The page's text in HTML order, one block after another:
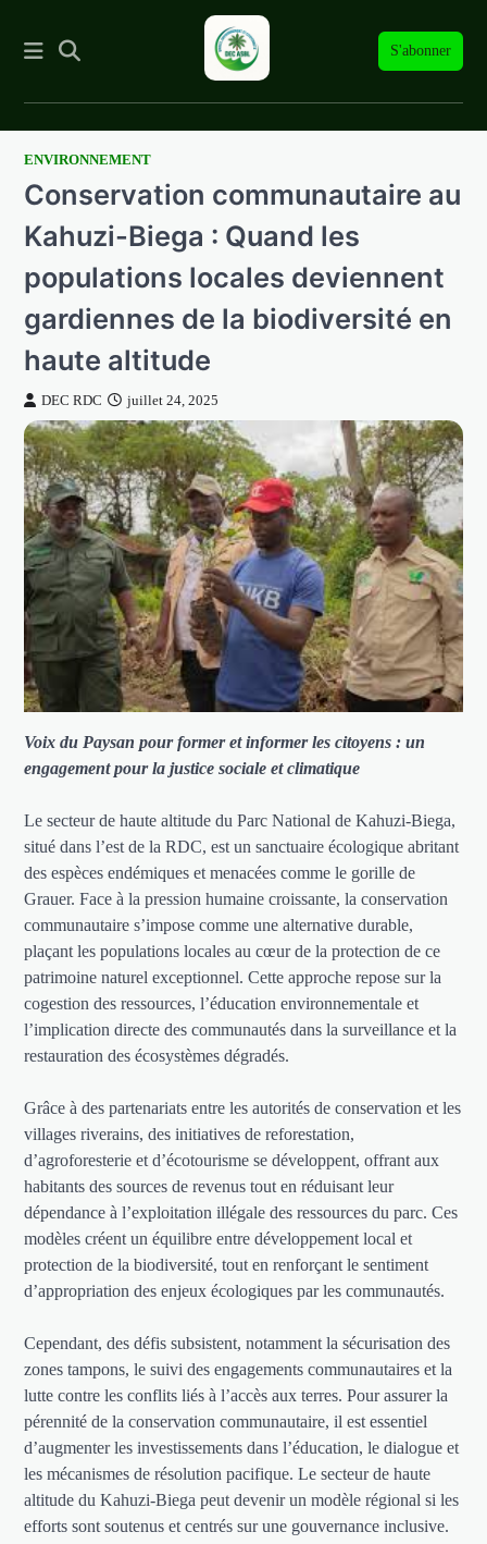
S'abonner
SkipENVIRONNEMENT
Conservation communautaire au
Kahuzi-Biega : Quand les
populations locales deviennent
gardiennes de la biodiversité en
haute altitude
DEC RDC juillet 24, 2025
Voix du Paysan pour former et informer les citoyens : un
engagement pour la justice sociale et climatique
Le secteur de haute altitude du Parc National de Kahuzi-Biega,
situé dans l’est de la RDC, est un sanctuaire écologique abritant
des espèces endémiques et menacées comme le gorille de
Grauer. Face à la pression humaine croissante, la conservation
communautaire s’impose comme une alternative durable,
plaçant les populations locales au cœur de la protection de ce
patrimoine naturel exceptionnel. Cette approche repose sur la
cogestion des ressources, l’éducation environnementale et
l’implication directe des communautés dans la surveillance et la
restauration des écosystèmes dégradés.
Grâce à des partenariats entre les autorités de conservation et les
villages riverains, des initiatives de reforestation,
d’agroforesterie et d’écotourisme se développent, offrant aux
habitants des sources de revenus tout en réduisant leur
dépendance à l’exploitation illégale des ressources du parc. Ces
modèles créent un équilibre entre développement local et
protection de la biodiversité, tout en renforçant le sentiment
d’appropriation des enjeux écologiques par les communautés.
Cependant, des défis subsistent, notamment la sécurisation des
zones tampons, le suivi des engagements communautaires et la
lutte contre les conflits liés à l’accès aux terres. Pour assurer la
pérennité de la conservation communautaire, il est essentiel
d’augmenter les investissements dans l’éducation, le dialogue et
les mécanismes de résolution pacifique. Le secteur de haute
altitude du Kahuzi-Biega peut devenir un modèle régional si les
efforts sont soutenus et centrés sur une gouvernance inclusive.